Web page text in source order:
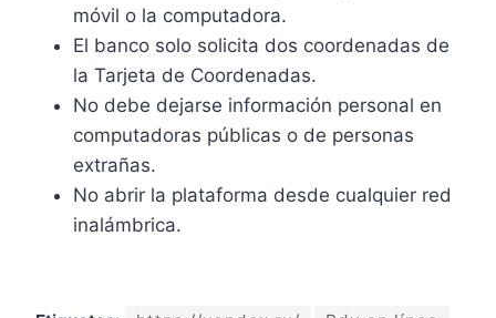
móvil o la computadora.
El banco solo solicita dos coordenadas de
la Tarjeta de Coordenadas.
No debe dejarse información personal en
computadoras públicas o de personas
extrañas.
No abrir la plataforma desde cualquier red
inalámbrica.